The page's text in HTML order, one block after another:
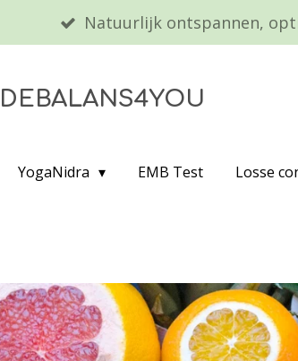
Natuurlijk ontspannen,
YogaNidra EMB Test Losse